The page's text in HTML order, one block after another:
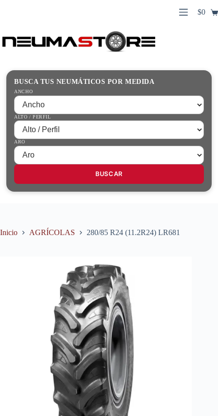
productosInicio
Guías Prácticas
Tienda
Carro
$0
BUSCA TUS NEUMÁTICOS POR MEDIDA
ANCHO
ALTO / PERFIL
ARO
BUSCAR
Inicio AGRÍCOLAS 280/85 R24 (11.2R24) LR681